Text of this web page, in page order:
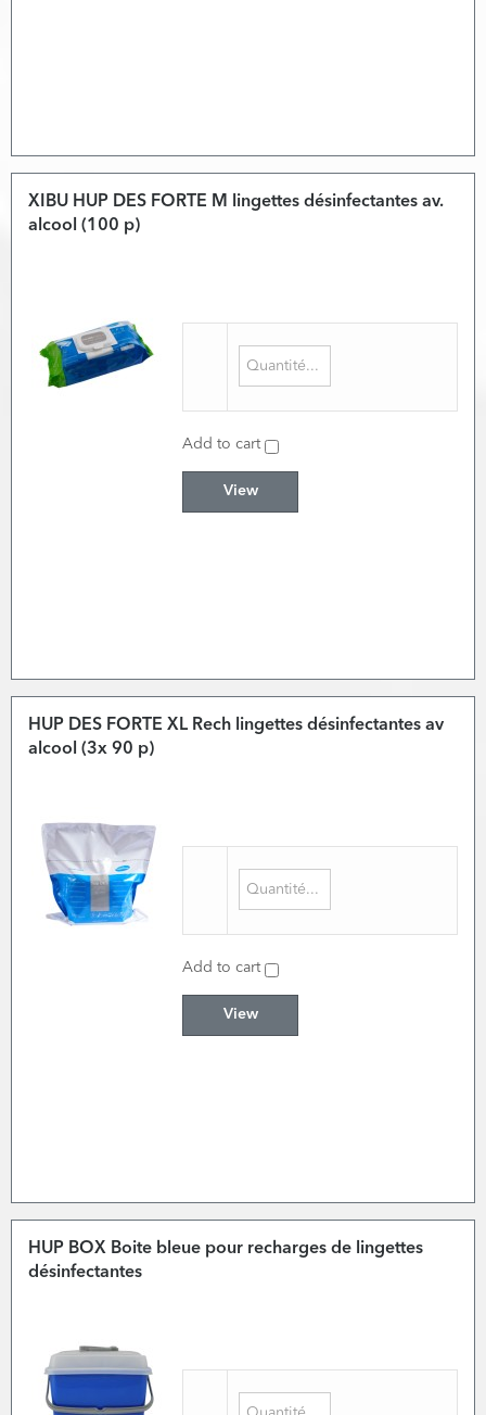
XIBU HUP DES FORTE M lingettes désinfectantes av.
alcool (100 p)
Add to cart
View
HUP DES FORTE XL Rech lingettes désinfectantes av
alcool (3x 90 p)
Add to cart
View
HUP BOX Boite bleue pour recharges de lingettes
désinfectantes